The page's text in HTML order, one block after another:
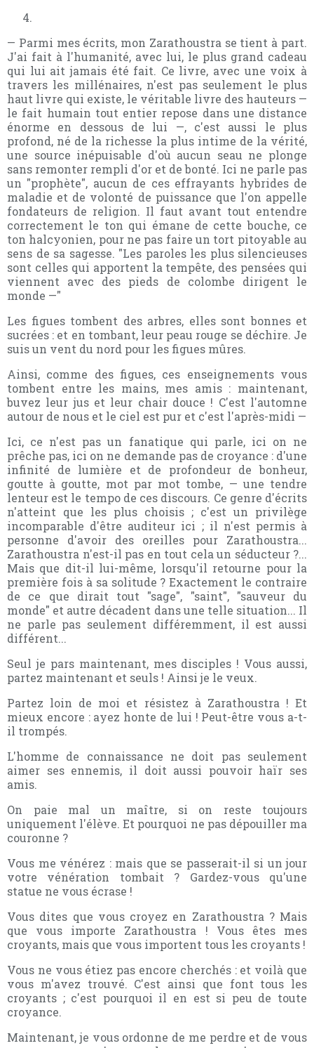
— Parmi mes écrits, mon Zarathoustra se tient à part.
J'ai fait à l'humanité, avec lui, le plus grand cadeau
qui lui ait jamais été fait. Ce livre, avec une voix à
travers les millénaires, n'est pas seulement le plus
haut livre qui existe, le véritable livre des hauteurs —
le fait humain tout entier repose dans une distance
énorme en dessous de lui —, c'est aussi le plus
profond, né de la richesse la plus intime de la vérité,
une source inépuisable d'où aucun seau ne plonge
sans remonter rempli d'or et de bonté. Ici ne parle pas
un "prophète", aucun de ces effrayants hybrides de
maladie et de volonté de puissance que l'on appelle
fondateurs de religion. Il faut avant tout entendre
correctement le ton qui émane de cette bouche, ce
ton halcyonien, pour ne pas faire un tort pitoyable au
sens de sa sagesse. "Les paroles les plus silencieuses
sont celles qui apportent la tempête, des pensées qui
viennent avec des pieds de colombe dirigent le
monde —"
Les figues tombent des arbres, elles sont bonnes et
sucrées : et en tombant, leur peau rouge se déchire. Je
suis un vent du nord pour les figues mûres.
Ainsi, comme des figues, ces enseignements vous
tombent entre les mains, mes amis : maintenant,
buvez leur jus et leur chair douce ! C'est l'automne
autour de nous et le ciel est pur et c'est l'après-midi —
Ici, ce n'est pas un fanatique qui parle, ici on ne
prêche pas, ici on ne demande pas de croyance : d'une
infinité de lumière et de profondeur de bonheur,
goutte à goutte, mot par mot tombe, — une tendre
lenteur est le tempo de ces discours. Ce genre d'écrits
n'atteint que les plus choisis ; c'est un privilège
incomparable d'être auditeur ici ; il n'est permis à
personne d'avoir des oreilles pour Zarathoustra...
Zarathoustra n'est-il pas en tout cela un séducteur ?...
Mais que dit-il lui-même, lorsqu'il retourne pour la
première fois à sa solitude ? Exactement le contraire
de ce que dirait tout "sage", "saint", "sauveur du
monde" et autre décadent dans une telle situation... Il
ne parle pas seulement différemment, il est aussi
différent...
Seul je pars maintenant, mes disciples ! Vous aussi,
partez maintenant et seuls ! Ainsi je le veux.
Partez loin de moi et résistez à Zarathoustra ! Et
mieux encore : ayez honte de lui ! Peut-être vous a-t-
il trompés.
L'homme de connaissance ne doit pas seulement
aimer ses ennemis, il doit aussi pouvoir haïr ses
amis.
On paie mal un maître, si on reste toujours
uniquement l'élève. Et pourquoi ne pas dépouiller ma
couronne ?
Vous me vénérez : mais que se passerait-il si un jour
votre vénération tombait ? Gardez-vous qu'une
statue ne vous écrase !
Vous dites que vous croyez en Zarathoustra ? Mais
que vous importe Zarathoustra ! Vous êtes mes
croyants, mais que vous importent tous les croyants !
Vous ne vous étiez pas encore cherchés : et voilà que
vous m'avez trouvé. C'est ainsi que font tous les
croyants ; c'est pourquoi il en est si peu de toute
croyance.
Maintenant, je vous ordonne de me perdre et de vous